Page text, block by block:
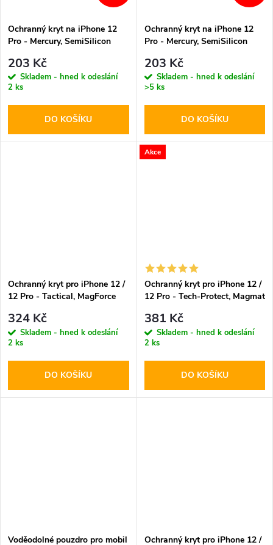
Ochranný kryt na iPhone 12
Pro - Mercury, SemiSilicon
203 Kč
Skladem - hned k odeslání
2 ks
DO KOŠÍKU
Ochranný kryt na iPhone 12
Pro - Mercury, SemiSilicon
203 Kč
Skladem - hned k odeslání
>5 ks
DO KOŠÍKU
Ochranný kryt pro iPhone 12 /
12 Pro - Tactical, MagForce
324 Kč
Skladem - hned k odeslání
2 ks
DO KOŠÍKU
Akce
Ochranný kryt pro iPhone 12 /
12 Pro - Tech-Protect, Magmat
381 Kč
Skladem - hned k odeslání
2 ks
DO KOŠÍKU
Voděodolné pouzdro pro mobil Ochranný kryt pro iPhone 12 /